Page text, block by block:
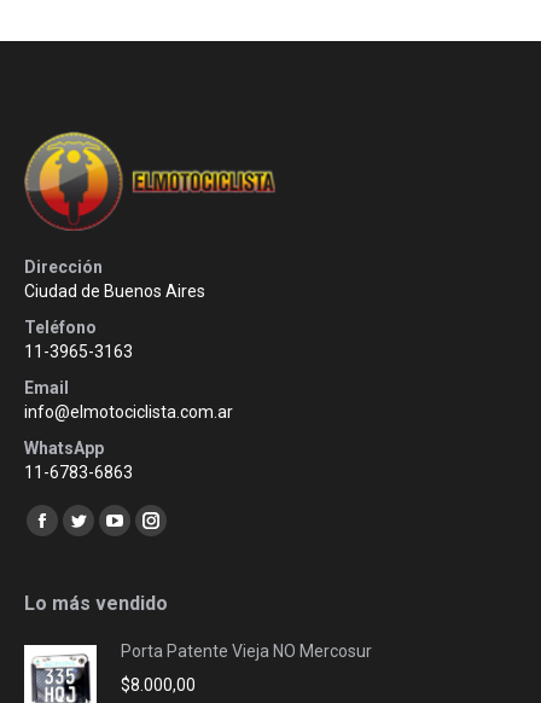
Dirección
Ciudad de Buenos Aires
Teléfono
11-3965-3163
Email
info@elmotociclista.com.ar
WhatsApp
11-6783-6863
Encuéntranos en:
Facebook
opens
new
window
Twitter
opens
new
window
YouTube
opens
new
window
Instagram
opens
new
window
Lo más vendido
Porta Patente Vieja NO Mercosur
$8.000,00